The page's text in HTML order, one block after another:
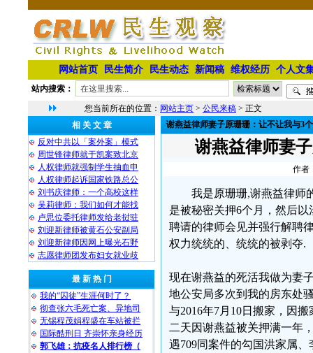
网站首页 民生简介 民生动态 新闻稿 维权经历 个人文
站内搜索：
您当前所在的位置： 网站主页 > 公民来稿 > 正文
相 关 文 章
反对中共以「案外案」模式
周世锋律师就于凯案致北京
人权律师就强制学生抽血申
人权律师起诉国家铁路总公
刘书庆律师：一个高校这样
吴莉律师：我们如何才能找
卢思位委托律师发给老挝驻
刘迎新律师被黄石公安副局
刘迎新律师因网上曝光石野
志愿律师团发布妇女就业歧
最 新 热 门
我的“囚徒”生涯何时了？
彻查张六毛死亡案、异地司
无锡程茂娟程盛在车站被拦
国际酷刑日 齐崇怀亲身经历
郭飞雄：抗疫名人排行榜（
谢燕益律师妻子原珊珊：让不让我与3
谢燕益律师妻
作者
我是原珊珊,谢燕益律师
是被秘密关押6个月，然后
聘请的律师会见并强行解聘
权力统统的、统统的被剥夺.
现在谢燕益的死活我做为妻
地公安局多次到我的房东处
与2016年7月10日搬家，因
二天因谢燕益被关押满一年
遇709同案件的勾国洪家属